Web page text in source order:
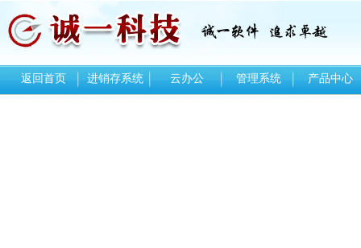
返回首页 进销存系统 云办公 管理系统 产品中心